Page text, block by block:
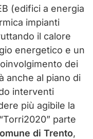
(edifici a energia
impianti
il calore
energetico e un
dei
anche al piano di
interventi
più agibile la
parte
di Trento,